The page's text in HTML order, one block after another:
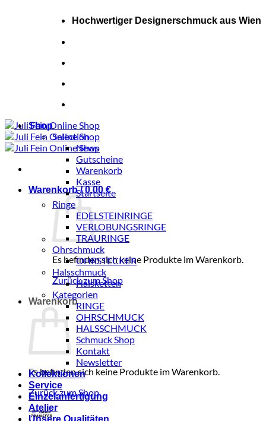
Hochwertiger Designerschmuck aus Wien
Warenkorb /0,00€
Es befinden sich keine Produkte im Warenkorb.
Zurück zum Shop
Warenkorb
Es befinden sich keine Produkte im Warenkorb.
Zurück zum Shop
Bank
Shop
Selection
News
Gutscheine
Warenkorb
Kasse
Startseite
Ringe
EDELSTEINRINGE
VERLOBUNGSRINGE
TRAURINGE
Ohrschmuck
OHRSTECKER
Halsschmuck
Halsketten
Kategorien
RINGE
OHRSCHMUCK
HALSSCHMUCK
Schmuck Shop
Kontakt
Newsletter
Kollektionen
Service
Einzelanfertigung
Atelier
Unsere Qualitäten